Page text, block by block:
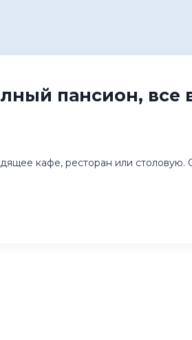
пансион,
кафе, ресторан или столовую.